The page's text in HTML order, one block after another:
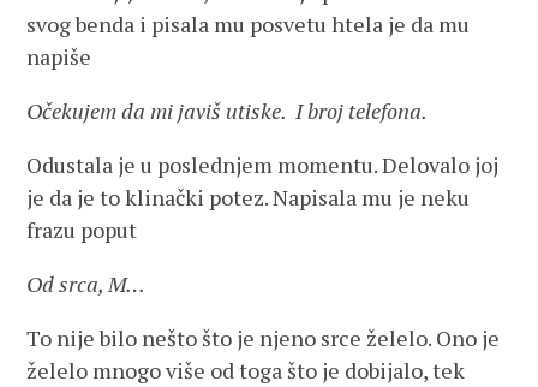
svog benda i pisala mu posvetu htela je da mu
napiše
Očekujem da mi javiš utiske. I broj telefona.
Odustala je u poslednjem momentu. Delovalo joj
je da je to klinački potez. Napisala mu je neku
frazu poput
Od srca, M…
To nije bilo nešto što je njeno srce želelo. Ono je
želelo mnogo više od toga što je dobijalo, tek